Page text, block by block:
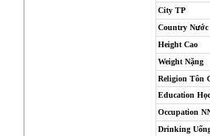
City TP
Country Nước
Height Cao
Weight Nặng
Religion Tôn
Education
Occupation
Drinking